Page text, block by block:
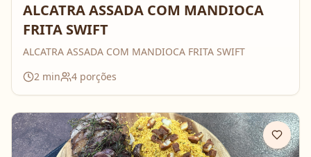
ALCATRA ASSADA COM MANDIOCA
FRITA SWIFT
ALCATRA ASSADA COM MANDIOCA FRITA SWIFT
2 min 4 porções